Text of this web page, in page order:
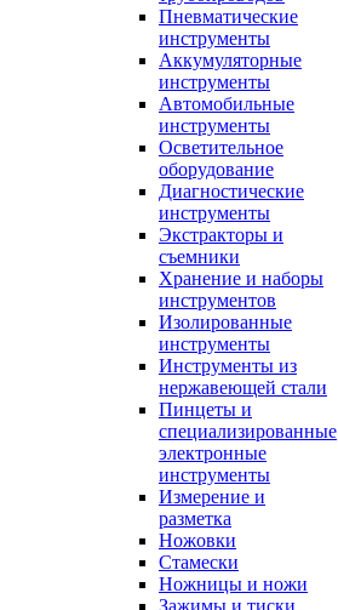
Пневматические
инструменты
Аккумуляторные
инструменты
Автомобильные
инструменты
Осветительное
оборудование
Диагностические
инструменты
Экстракторы и
съемники
Хранение и наборы
инструментов
Изолированные
инструменты
Инструменты из
нержавеющей стали
Пинцеты и
специализированные
электронные
инструменты
Измерение и
разметка
Ножовки
Стамески
Ножницы и ножи
Зажимы и тиски